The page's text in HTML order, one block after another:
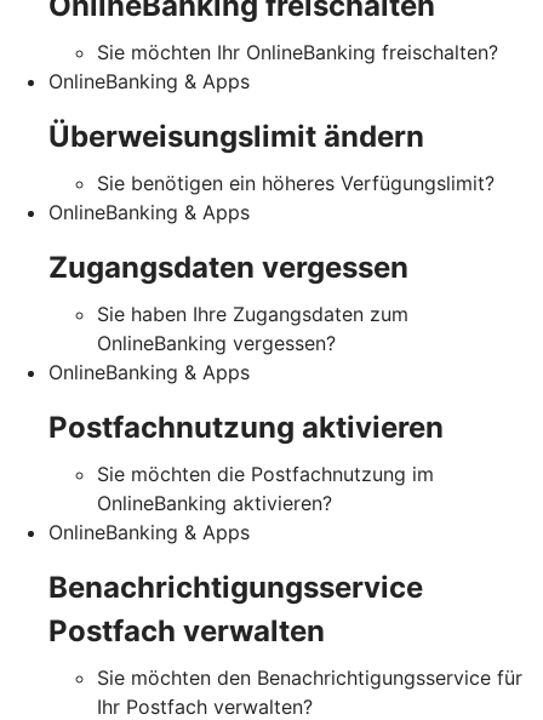
Sie möchten Ihr OnlineBanking freischalten?
OnlineBanking & Apps
Überweisungslimit ändern
Sie benötigen ein höheres Verfügungslimit?
OnlineBanking & Apps
Zugangsdaten vergessen
Sie haben Ihre Zugangsdaten zum
OnlineBanking vergessen?
OnlineBanking & Apps
Postfachnutzung aktivieren
Sie möchten die Postfachnutzung im
OnlineBanking aktivieren?
OnlineBanking & Apps
Benachrichtigungsservice
Postfach verwalten
Sie möchten den Benachrichtigungsservice für
Ihr Postfach verwalten?